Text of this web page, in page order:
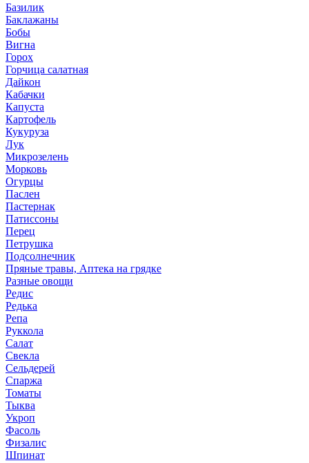
Базилик
Баклажаны
Бобы
Вигна
Горох
Горчица салатная
Дайкон
Кабачки
Капуста
Картофель
Кукуруза
Лук
Микрозелень
Морковь
Огурцы
Паслен
Пастернак
Патиссоны
Перец
Петрушка
Подсолнечник
Пряные травы, Аптека на грядке
Разные овощи
Редис
Редька
Репа
Руккола
Салат
Свекла
Сельдерей
Спаржа
Томаты
Тыква
Укроп
Фасоль
Физалис
Шпинат